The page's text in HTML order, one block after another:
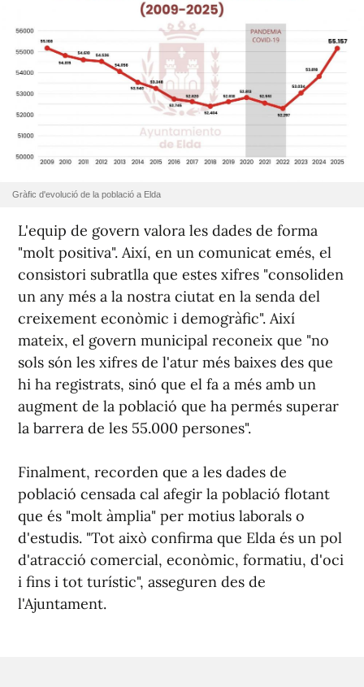
Gràfic d'evolució de la població a Elda
L'equip de govern valora les dades de forma
"molt positiva". Així, en un comunicat emés, el
consistori subratlla que estes xifres "consoliden
un any més a la nostra ciutat en la senda del
creixement econòmic i demogràfic". Així
mateix, el govern municipal reconeix que "no
sols són les xifres de l'atur més baixes des que
hi ha registrats, sinó que el fa a més amb un
augment de la població que ha permés superar
la barrera de les 55.000 persones".
Finalment, recorden que a les dades de
població censada cal afegir la població flotant
que és "molt àmplia" per motius laborals o
d'estudis. "Tot això confirma que Elda és un pol
d'atracció comercial, econòmic, formatiu, d'oci
i fins i tot turístic", asseguren des de
l'Ajuntament.